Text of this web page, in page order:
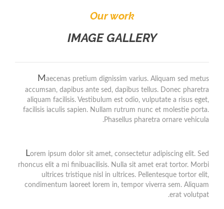
Our work
IMAGE GALLERY
M aecenas pretium dignissim varius. Aliquam sed metus
accumsan, dapibus ante sed, dapibus tellus. Donec pharetra
aliquam facilisis. Vestibulum est odio, vulputate a risus eget,
facilisis iaculis sapien. Nullam rutrum nunc et molestie porta.
Phasellus pharetra ornare vehicula.
Lorem ipsum dolor sit amet, consectetur adipiscing elit. Sed
rhoncus elit a mi finibuacilisis. Nulla sit amet erat tortor. Morbi
ultrices tristique nisl in ultrices. Pellentesque tortor elit,
condimentum laoreet lorem in, tempor viverra sem. Aliquam
erat volutpat.